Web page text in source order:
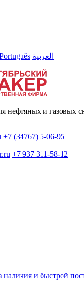
Português العربية
нефтяных и газовых
+7 (34767) 5-06-95
+7 937 311-58-12
наличия и быстрой